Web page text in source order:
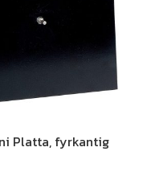
Platta, fyrkantig